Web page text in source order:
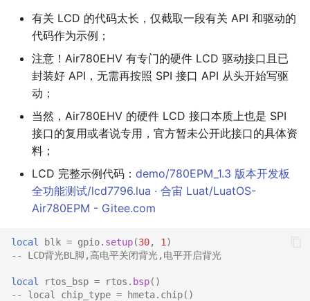
有关 LCD 的代码太长，仅截取一段有关 API 和驱动的
代码作为示例；
注意！Air780EHV 有专门的硬件 LCD 驱动接口且已
封装好 API，无需再按照 SPI 接口 API 从头开始写驱
动；
当然，Air780EHV 的硬件 LCD 接口本质上也是 SPI
接口的复用或者说专用，官方暂未公开此接口的具体资
料；
LCD 完整示例代码： demo/780EPM_1.3 版本开发板
全功能测试/lcd7796.lua · 合宙 Luat/LuatOS-
Air780EPM - Gitee.com
local blk = gpio. setup(30, 1 )
-- LCD背光BL脚,高电平关闭背光,电平开启背光
local rtos_bsp = rtos . bsp()
-- local chip_type = hmeta.chip()